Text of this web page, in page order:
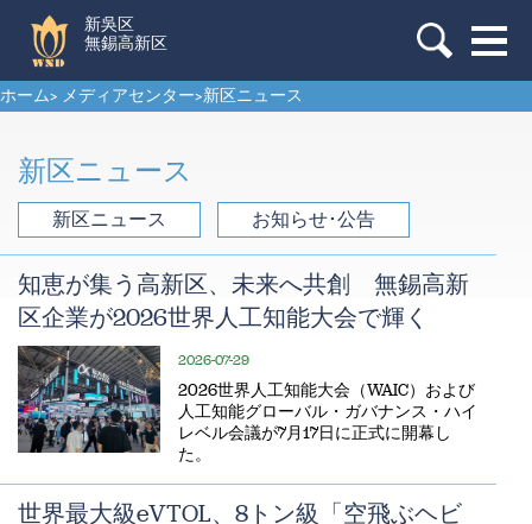
新吳区
無錫高新区
ホーム> メディアセンター>新区ニュース
新区ニュース
知恵が集う高新区、未来へ共創 無錫高新
区企業が2026世界人工知能大会で輝く
2026-07-29
2026世界人工知能大会（WAIC）および
人工知能グローバル・ガバナンス・ハイ
レベル会議が7月17日に正式に開幕し
た。
世界最大級eVTOL、8トン級「空飛ぶヘビ
新区ニュース お知らせ･公告